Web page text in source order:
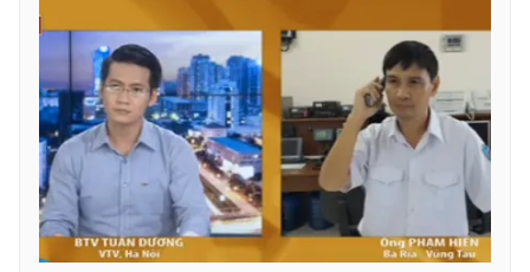
Ðiện thoại Thời báo VTV:
toasoan@vtv.vn
Liên hệ quảng cáo:024-7300.7108